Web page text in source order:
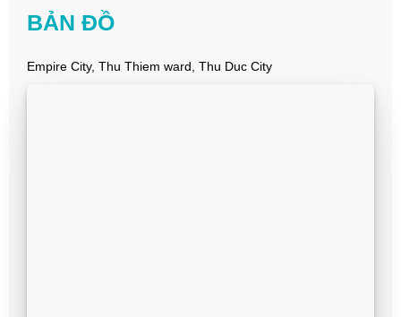
BẢN ĐỒ
Empire City, Thu Thiem ward, Thu Duc City